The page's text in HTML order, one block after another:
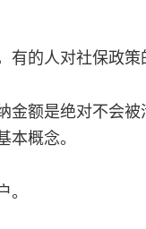
的人对社保政
额是绝对不会被
概念。
。